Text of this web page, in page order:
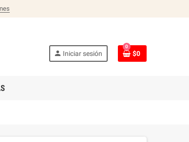
person Iniciar sesión
0
$0